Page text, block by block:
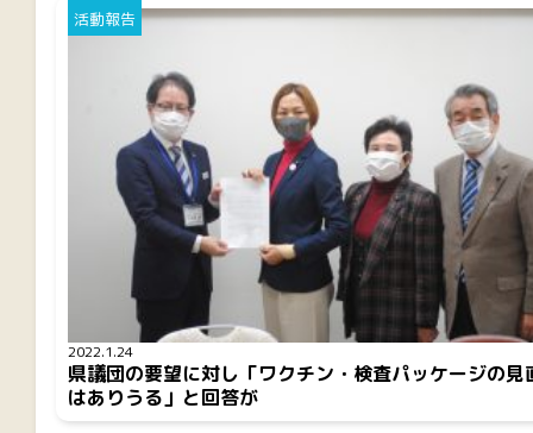
2022.1.24
活動報告
県議団の要望に対し「ワクチン・検査パッケージの見
はありうる」と回答が